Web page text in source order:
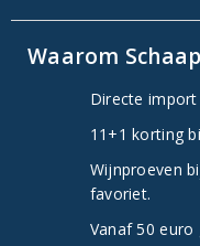
Waarom
Directe
11+1 korting
Wijnproeven
favoriet.
Vanaf 50